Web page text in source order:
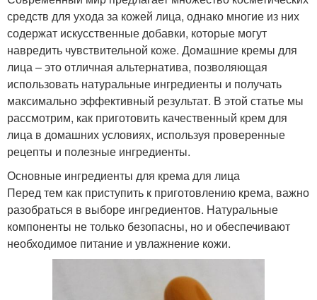
средств для ухода за кожей лица, однако многие из них
содержат искусственные добавки, которые могут
навредить чувствительной коже. Домашние кремы для
лица – это отличная альтернатива, позволяющая
использовать натуральные ингредиенты и получать
максимально эффективный результат. В этой статье мы
рассмотрим, как приготовить качественный крем для
лица в домашних условиях, используя проверенные
рецепты и полезные ингредиенты.
Основные ингредиенты для крема для лица
Перед тем как приступить к приготовлению крема, важно
разобраться в выборе ингредиентов. Натуральные
компоненты не только безопасны, но и обеспечивают
необходимое питание и увлажнение кожи.